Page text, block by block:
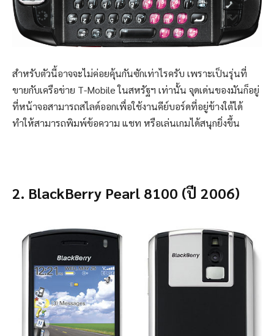
สำหรับตัวนี้อาจจะไม่ค่อยคุ้นกันซักเท่าไรครับ เพราะเป็นรุ่นที่
ขายกับเครือข่าย T-Mobile ในสหรัฐฯ เท่านั้น จุดเด่นของมันก็อยู่
ที่หน้าจอสามารถสไลด์ออกเพื่อใช้งานคีย์บอร์ดที่อยู่ข้างใต้ได้
ทำให้สามารถพิมพ์ข้อความ แชท หรือเล่นเกมได้สนุกยิ่งขึ้น
2. BlackBerry Pearl 8100 (ปี 2006)